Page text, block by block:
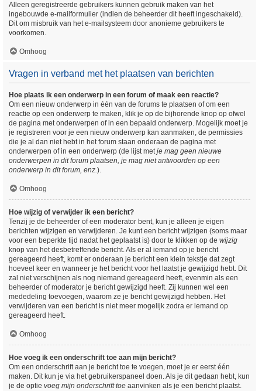
Alleen geregistreerde gebruikers kunnen gebruik maken van het
ingebouwde e-mailformulier (indien de beheerder dit heeft ingeschakeld).
Dit om misbruik van het e-mailsysteem door anonieme gebruikers te
voorkomen.
Omhoog
Vragen in verband met het plaatsen van berichten
Hoe plaats ik een onderwerp in een forum of maak een reactie?
Om een nieuw onderwerp in één van de forums te plaatsen of om een
reactie op een onderwerp te maken, klik je op de bijhorende knop op ofwel
de pagina met onderwerpen of in een bepaald onderwerp. Mogelijk moet je
je registreren voor je een nieuw onderwerp kan aanmaken, de permissies
die je al dan niet hebt in het forum staan onderaan de pagina met
onderwerpen of in een onderwerp (de lijst metje mag geen nieuwe
onderwerpen in dit forum plaatsen, je mag niet antwoorden op een
onderwerp in dit forum, enz.).
Omhoog
Hoe wijzig of verwijder ik een bericht?
Tenzij je de beheerder of een moderator bent, kun je alleen je eigen
berichten wijzigen en verwijderen. Je kunt een bericht wijzigen (soms maar
voor een beperkte tijd nadat het geplaatst is) door te klikken op de wijzig
knop van het desbetreffende bericht. Als er al iemand op je bericht
gereageerd heeft, komt er onderaan je bericht een klein tekstje dat zegt
hoeveel keer en wanneer je het bericht voor het laatst je gewijzigd hebt. Dit
zal niet verschijnen als nog niemand gereageerd heeft, evenmin als een
beheerder of moderator je bericht gewijzigd heeft. Zij kunnen wel een
mededeling toevoegen, waarom ze je bericht gewijzigd hebben. Het
verwijderen van een bericht is niet meer mogelijk zodra er iemand op
gereageerd heeft.
Omhoog
Hoe voeg ik een onderschrift toe aan mijn bericht?
Om een onderschrift aan je bericht toe te voegen, moet je er eerst één
maken. Dit kun je via het gebruikerspaneel doen. Als je dit gedaan hebt, kun
je de optie voeg mijn onderschrift toe aanvinken als je een bericht plaatst.